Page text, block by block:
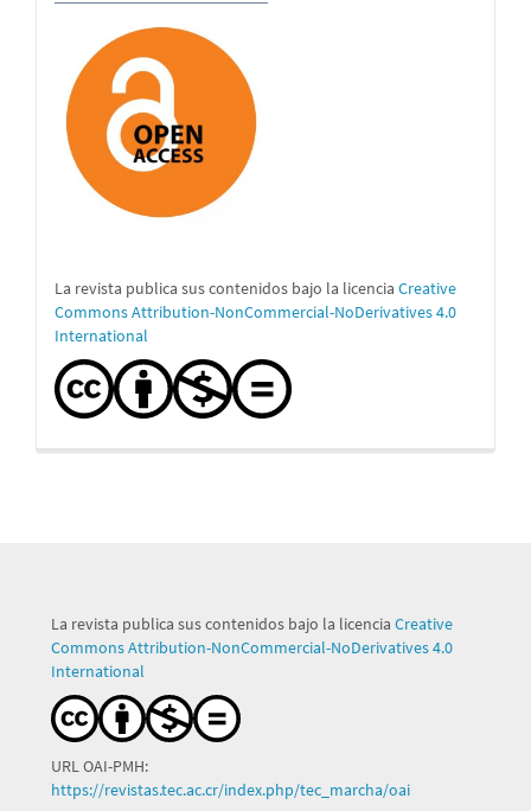
La revista publica sus contenidos bajo la licencia Creative
Commons Attribution-NonCommercial-NoDerivatives 4.0
International
La revista publica sus contenidos bajo la licencia Creative
Commons Attribution-NonCommercial-NoDerivatives 4.0
International
URL OAI-PMH:
https://revistas.tec.ac.cr/index.php/tec_marcha/oai